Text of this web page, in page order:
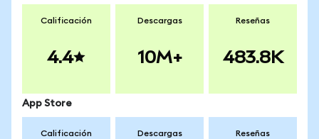
Calificación
4.4
Descargas
10M+
Reseñas
483.8K
App Store
Calificación Descargas Reseñas